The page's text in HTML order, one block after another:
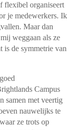
flexibel organiseert
je medewerkers. Ik
Maar dan
weggaan als ze
is de symmetrie van
Campus
samen met veertig
nauwelijks te
ze trots op